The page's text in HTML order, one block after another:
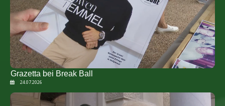
Grazetta bei Break Ball
24.07.2026